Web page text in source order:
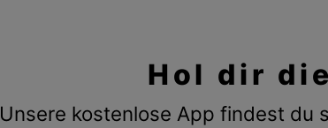
Hol dir
Unsere kostenlose App findest du